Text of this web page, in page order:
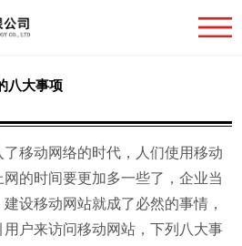
八大事项
移动网络的时代，人们使用移动
的时间要更加多一些了，企业当
设移动网站就成了必然的事情，
户来访问移动网站，下列八大事